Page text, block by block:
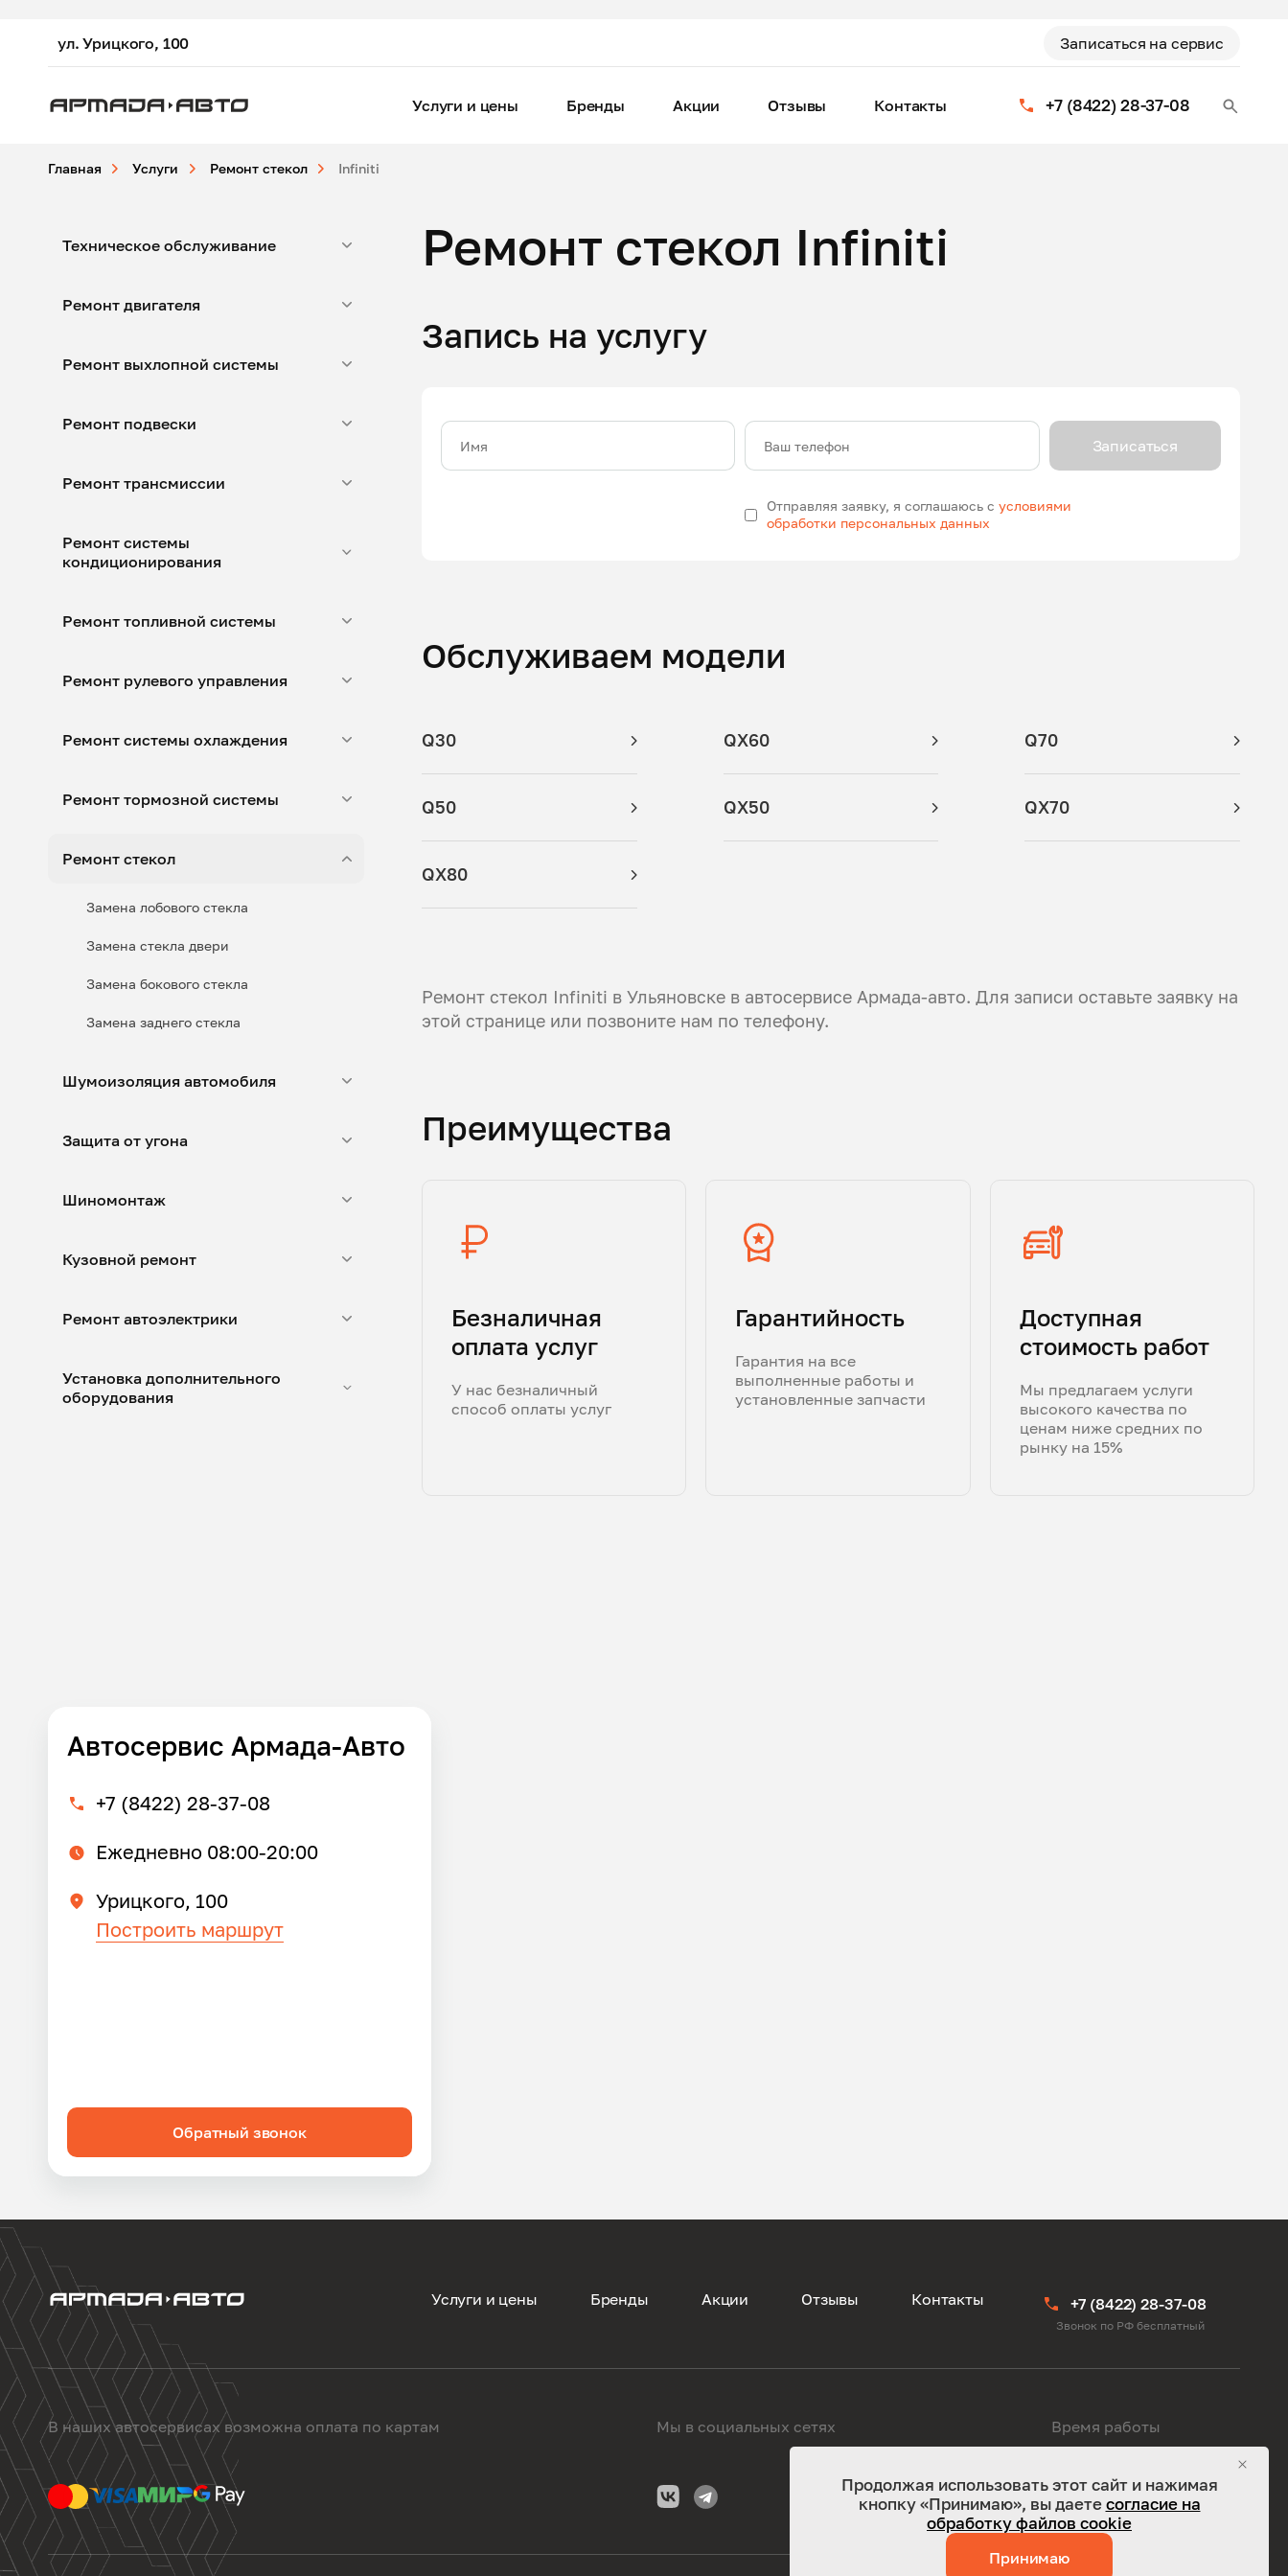
ул. Урицкого, 100 Записаться на сервис
+7 (8422) 28-37-08
Услуги и цены Бренды Акции Отзывы Контакты
Главная Услуги Ремонт стекол Infiniti
Техническое обслуживание
Ремонт двигателя
Ремонт выхлопной системы
Ремонт подвески
Ремонт трансмиссии
Ремонт системы
кондиционирования
Ремонт топливной системы
Ремонт рулевого управления
Ремонт системы охлаждения
Ремонт тормозной системы
Ремонт стекол
Замена лобового стекла
Замена стекла двери
Замена бокового стекла
Замена заднего стекла
Шумоизоляция автомобиля
Защита от угона
Шиномонтаж
Кузовной ремонт
Ремонт автоэлектрики
Установка дополнительного
оборудования
Ремонт стекол Infiniti
Запись на услугу
Имя Ваш телефон
Отправляя заявку, я соглашаюсь сусловиями
обработки персональных данных
Записаться
Обслуживаем модели
Q30 QX60 Q70
Q50 QX50 QX70
QX80
Ремонт стекол Infiniti в Ульяновске в автосервисе Армада-авто. Для записи оставьте заявку на
этой странице или позвоните нам по телефону.
Преимущества
Безналичная
оплата услуг
У нас безналичный
способ оплаты услуг
Гарантийность
Гарантия на все
выполненные работы и
установленные запчасти
Доступная
стоимость работ
Мы предлагаем услуги
высокого качества по
ценам ниже средних по
рынку на 15%
Автосервис Армада-Авто
+7 (8422) 28-37-08
Ежедневно 08:00-20:00
Урицкого, 100
Построить маршрут
Обратный звонок
+7 (8422) 28-37-08
Звонок по РФ бесплатный
Услуги и цены Бренды Акции Отзывы Контакты
В наших автосервисах возможна оплата по картам Мы в социальных сетях Время работы
Ежедневно 08:00-20:00
Продолжая использовать этот сайт и нажимая
кнопку «Принимаю», вы даетесогласие на
обработку файлов cookie
Принимаю